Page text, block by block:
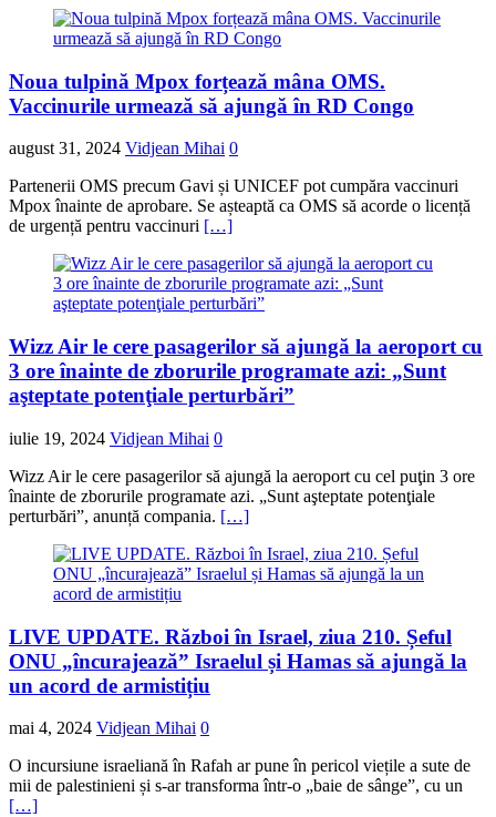
Noua tulpină Mpox forțează mâna OMS.
Vaccinurile urmează să ajungă în RD Congo
august 31, 2024 Vidjean Mihai 0
Partenerii OMS precum Gavi și UNICEF pot cumpăra vaccinuri
Mpox înainte de aprobare. Se așteaptă ca OMS să acorde o licență
de urgență pentru vaccinuri […]
Wizz Air le cere pasagerilor să ajungă la aeroport cu
3 ore înainte de zborurile programate azi: „Sunt
aşteptate potenţiale perturbări”
iulie 19, 2024 Vidjean Mihai 0
Wizz Air le cere pasagerilor să ajungă la aeroport cu cel puţin 3 ore
înainte de zborurile programate azi. „Sunt aşteptate potenţiale
perturbări”, anunță compania. […]
LIVE UPDATE. Război în Israel, ziua 210. Șeful
ONU „încurajează” Israelul și Hamas să ajungă la
un acord de armistițiu
mai 4, 2024 Vidjean Mihai 0
O incursiune israeliană în Rafah ar pune în pericol viețile a sute de
mii de palestinieni și s-ar transforma într-o „baie de sânge”, cu un
[…]